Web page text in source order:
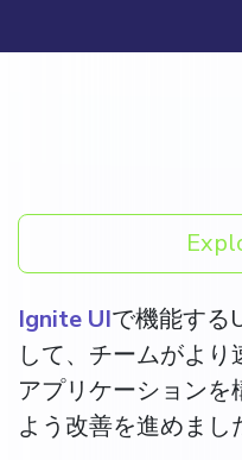
Ignite UIで機能する
して、チームがよ
アプリケーション
よう改善を進めまし